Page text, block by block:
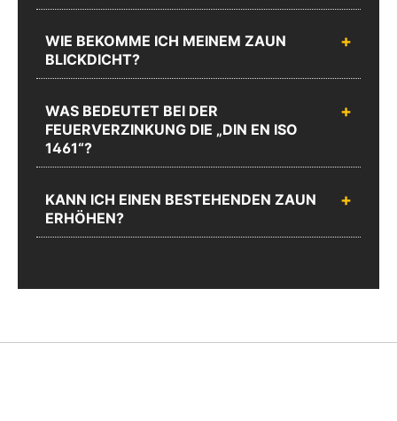
WIE BEKOMME ICH MEINEM ZAUN
BLICKDICHT?
WAS BEDEUTET BEI DER
FEUERVERZINKUNG DIE „DIN EN ISO
1461“?
KANN ICH EINEN BESTEHENDEN ZAUN
ERHÖHEN?